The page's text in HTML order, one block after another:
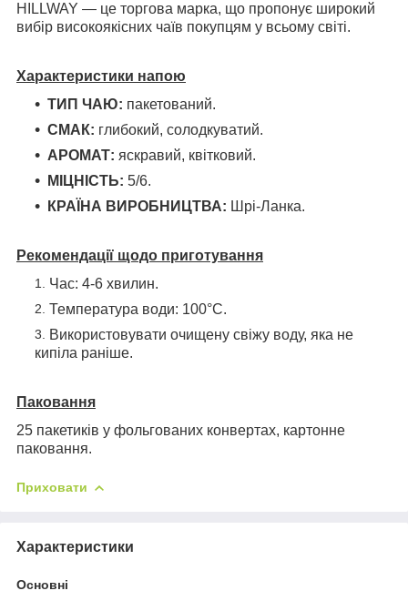
HILLWAY — це торгова марка, що пропонує широкий
вибір високоякісних чаїв покупцям у всьому світі.
Характеристики напою
ТИП ЧАЮ: пакетований.
СМАК: глибокий, солодкуватий.
АРОМАТ: яскравий, квітковий.
МІЦНІСТЬ: 5/6.
КРАЇНА ВИРОБНИЦТВА: Шрі-Ланка.
Рекомендації щодо приготування
Час: 4-6 хвилин.
Температура води: 100°С.
Використовувати очищену свіжу воду, яка не
кипіла раніше.
Паковання
25 пакетиків у фольгованих конвертах, картонне
паковання.
Приховати
Характеристики
Основні